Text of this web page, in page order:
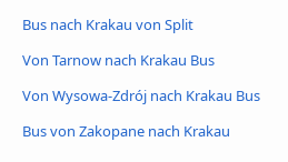
Bus nach Krakau von Split
Von Tarnow nach Krakau Bus
Von Wysowa-Zdrój nach Krakau Bus
Bus von Zakopane nach Krakau